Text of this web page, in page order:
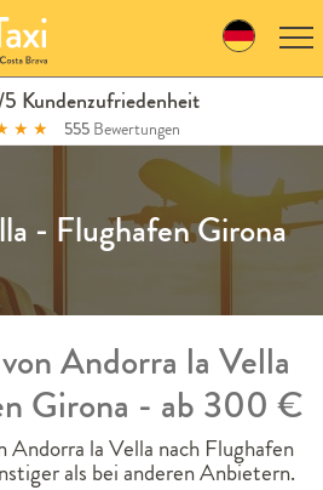
Kundenzufriedenheit
★ ★ 555 Bewertungen
- Flughafen Girona
Andorra la Vella
Girona - ab 300 €
Andorra la Vella nach Flughafen
als bei anderen Anbietern.